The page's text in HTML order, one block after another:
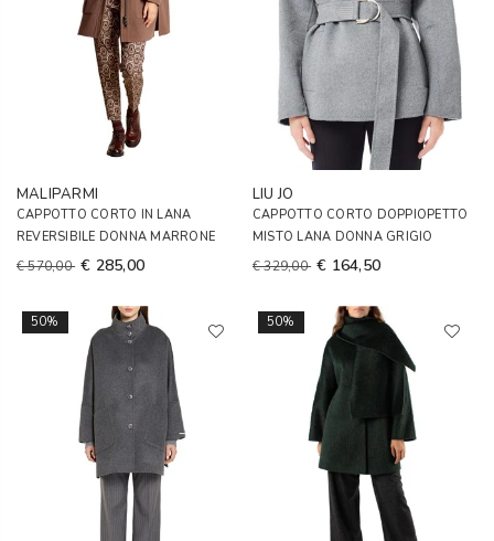
MALIPARMI
CAPPOTTO CORTO IN LANA
REVERSIBILE DONNA MARRONE
€ 570,00 € 285,00
LIU JO
CAPPOTTO CORTO DOPPIOPETTO
MISTO LANA DONNA GRIGIO
€ 329,00 € 164,50
50% 50%